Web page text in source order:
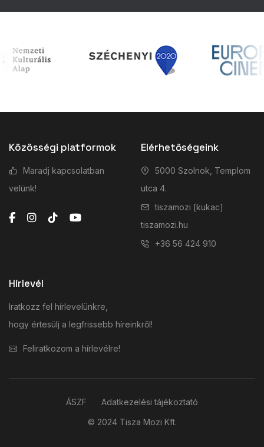
Közösségi platformok
Maradj kapcsolatban
velünk!
Elérhetőségeink
5000 Szolnok, Templom
utca 4.
tiszamozi [kukac]
tiszamozi.hu
+36 56 424 910
Hírlevél
Iratkozz fel hírlevelünkre,
hogy értesülj a legfrissebb híreinkről!
Feliratkozom a hírlevélre!
© 2024 Tisza Mozi Kft.
ÁSZF Adatkezelési tájékoztató